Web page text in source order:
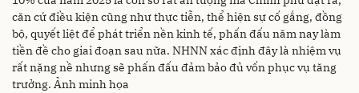
căn cứ điều kiện cũng như thực tiễn, thể hiện sự cố gắng, đồng
bộ, quyết liệt để phát triển nền kinh tế, phấn đấu năm nay làm
tiền đề cho giai đoạn sau nữa. NHNN xác định đây là nhiệm vụ
rất nặng nề nhưng sẽ phấn đấu đảm bảo đủ vốn phục vụ tăng
trưởng. Ảnh minh họa